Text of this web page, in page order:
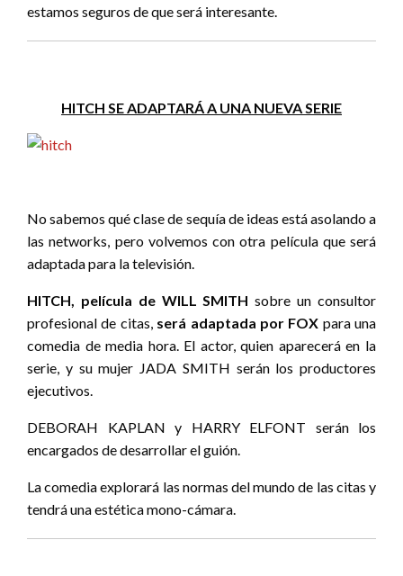
estamos seguros de que será interesante.
HITCH SE ADAPTARÁ A UNA NUEVA SERIE
No sabemos qué clase de sequía de ideas está asolando a
las networks, pero volvemos con otra película que será
adaptada para la televisión.
HITCH, película de WILL SMITH sobre un consultor
profesional de citas, será adaptada por FOX para una
comedia de media hora. El actor, quien aparecerá en la
serie, y su mujer JADA SMITH serán los productores
ejecutivos.
DEBORAH KAPLAN y HARRY ELFONT serán los
encargados de desarrollar el guión.
La comedia explorará las normas del mundo de las citas y
tendrá una estética mono-cámara.